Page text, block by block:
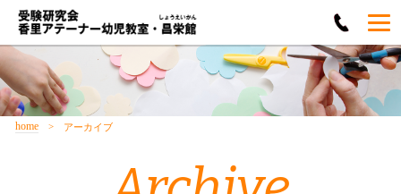
home アーカイブ